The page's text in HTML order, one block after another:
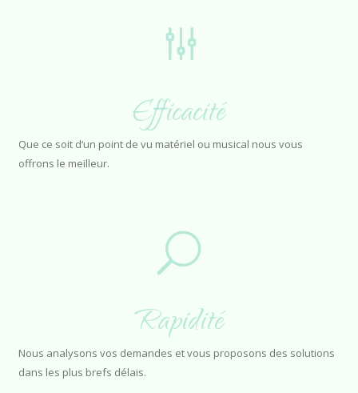
Efficacité
Que ce soit d‘un point de vu matériel ou musical nous vous
offrons le meilleur.
Rapidité
Nous analysons vos demandes et vous proposons des solutions
dans les plus brefs délais.